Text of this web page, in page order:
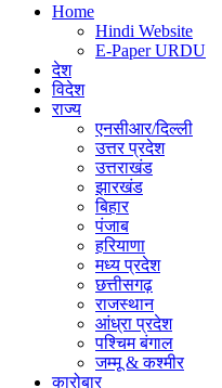
Home
Hindi Website
E-Paper URDU
देश
विदेश
राज्य
एनसीआर/दिल्ली
उत्तर प्रदेश
उत्तराखंड
झारखंड
बिहार
पंजाब
हरियाणा
मध्य प्रदेश
छत्तीसगढ़
राजस्थान
आंध्रा प्रदेश
पश्चिम बंगाल
जम्मू & कश्मीर
कारोबार